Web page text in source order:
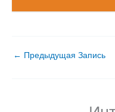
← Предыдущая Запись